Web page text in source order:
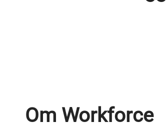
Om Workforce